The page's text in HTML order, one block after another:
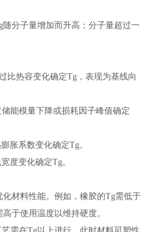
分子量增加而升高；分子量超过一
热容变化确定Tg，表现为基线向
模量下降或损耗因子峰值确定
系数变化确定Tg。
变化确定Tg。
材料性能。例如，橡胶的Tg需低于
于使用温度以维持硬度。
在Tg以上进行，此时材料可塑性